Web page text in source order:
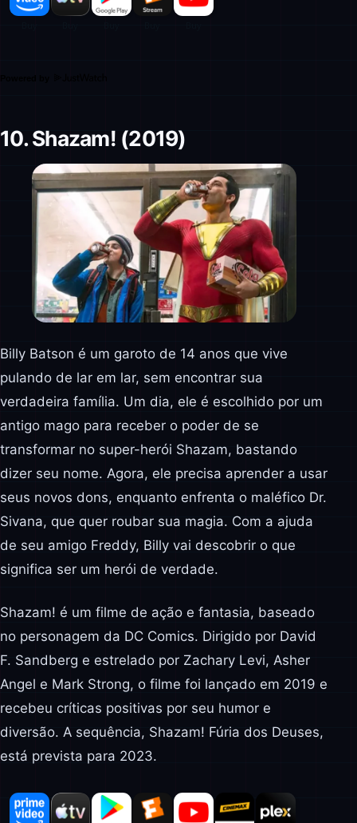
10. Shazam! (2019)
Billy Batson é um garoto de 14 anos que vive
pulando de lar em lar, sem encontrar sua
verdadeira família. Um dia, ele é escolhido por um
antigo mago para receber o poder de se
transformar no super-herói Shazam, bastando
dizer seu nome. Agora, ele precisa aprender a usar
seus novos dons, enquanto enfrenta o maléfico Dr.
Sivana, que quer roubar sua magia. Com a ajuda
de seu amigo Freddy, Billy vai descobrir o que
significa ser um herói de verdade.
Shazam! é um filme de ação e fantasia, baseado
no personagem da DC Comics. Dirigido por David
F. Sandberg e estrelado por Zachary Levi, Asher
Angel e Mark Strong, o filme foi lançado em 2019 e
recebeu críticas positivas por seu humor e
diversão. A sequência, Shazam! Fúria dos Deuses,
está prevista para 2023.